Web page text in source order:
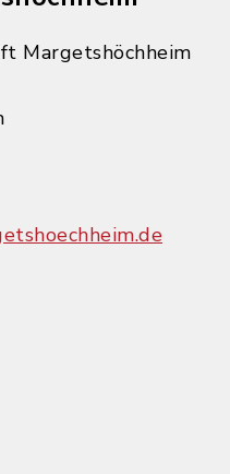
Margetshöchheim